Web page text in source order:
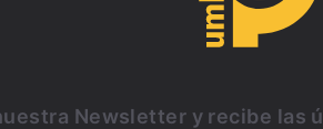
Newsletter y recibe las